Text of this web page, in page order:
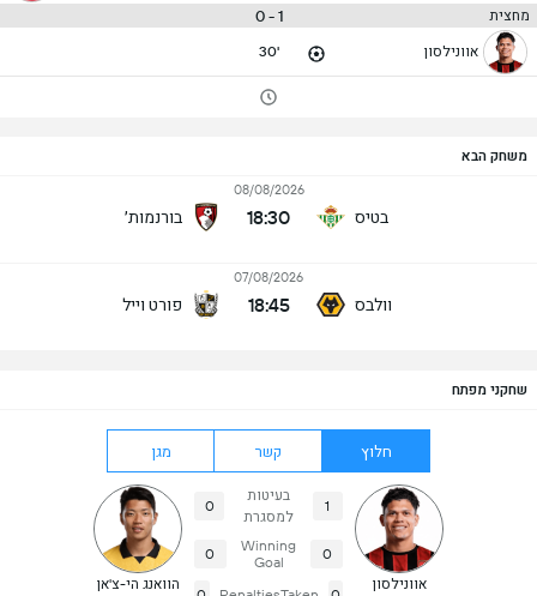
מחצית 1 - 0
אוונילסון 30'
משחק הבא
בטיס
08/08/2026
18:30 בורנמות׳
וולבס
07/08/2026
18:45 פורט וייל
שחקני מפתח
חלוץ קשר מגן
אוונילסון
1
בעיטות
למסגרת
0
0
Winning
Goal
0
הוואנג הי-צ'אן